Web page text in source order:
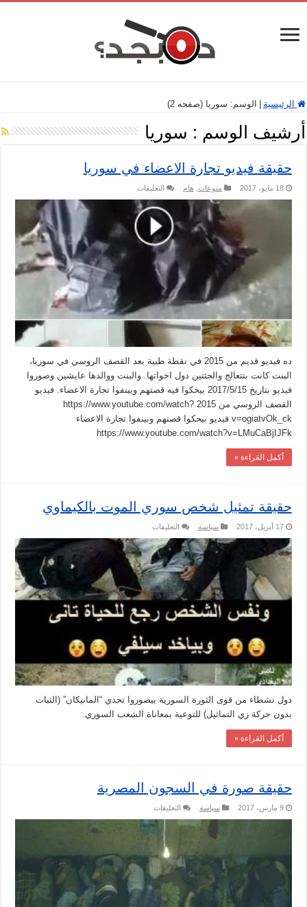
الرئيسية الوسم: سوريا (صفحه 2)
أرشيف الوسم : سوريا
حقيقة فيديو تجارة الاعضاء في سوريا
18 مايو، 2017 منوعات هام التعليقات
فيديو
تجارة
الاعضاء
في
ده فيديو قديم من 2015 في نقطة طبية بعد القصف الروسي في سوريا،
البنت كانت بتتعالج والجثتين دول اخواتها. والبنت ووالدها عايشين وصوروا
فيديو بتاريخ 2017/5/15 بيحكوا فيه قصتهم وبينفوا تجارة الاعضاء. فيديو
القصف الروسي من 2015 https://www.youtube.com/watch?
v=ogiatvOk_ck فيديو بيحكوا قصتهم وبينفوا تجارة الاعضاء
https://www.youtube.com/watch?v=LMuCaBjIJFk
أكمل القراءة »
حقيقة تمثيل شخص سوري الموت بالكيماوي
17 أبريل، 2017 سياسة التعليقات
تمثيل
شخص
سوري
الموت
بالكيماوي
مغلقة
دول نشطاء من قوى الثورة السورية بيصوروا تحدي “المانيكان” (الثبات
بدون حركة زي التماثيل) للتوعية بمعاناة الشعب السوري.
أكمل القراءة »
حقيقة صورة في السجون المصرية
9 مارس، 2017 سياسة التعليقات
صورة
في
مغلقة